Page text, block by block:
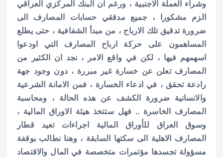
وشراء العملة الاجنبية ، ورغم ان البنك المركزي العراقي
الزم مشكورا ، جميع مدققي حسابات المصارف الى
ضرورة تدقيق تلك الارباح ، من مبدأ الشفافية ، حتى يطلع
المساهمون على حركة ارباح المصارف التي اودعوا
اسهمهم فيها ، لكن في واقع الامر ، نجد ان الكثير من
المصارف تعلن عن خسارة غير مبررة ، دون وجود جهة
رادعة تحقق ، في ادعاء الخسارة ، فمن الامانة الشرعية
والانسانية ضرورة الكشف عن هذه الحالة ، ومحاسبة
المصارف الخاسرة .. فهل ستتخذ هيئة الاوراق المالية ،
وسوق العراق للأوراق المالية اجراءات تعيد قطار
المصارف الاهلية الى سكتها السابقة ، وهنا نطالب بوقفة
مسؤولة تجسدها مؤتمرات متخصصة في المال والاقتصاد